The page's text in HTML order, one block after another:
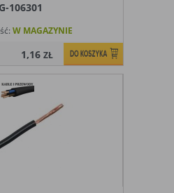
preferencje ich użytkowników
i usługi. Zazwyczaj właściciel
lub firma badawcza zbiera
informacje i przetwarza
temat trendów bez
danych osobowych
użytkowników
na ingerencję w
106301
W MAGAZYNIE
1,16ZŁ